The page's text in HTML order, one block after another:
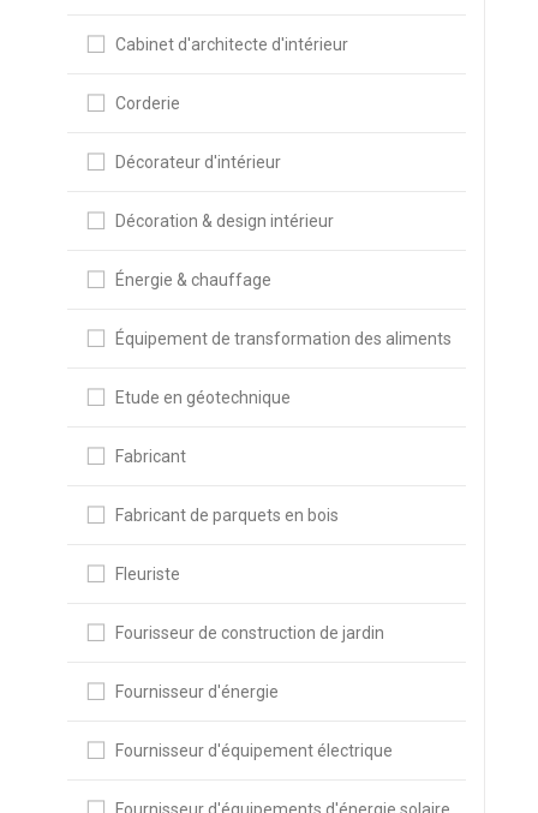
Cabinet d'architecte d'intérieur
Corderie
Décorateur d'intérieur
Décoration & design intérieur
Énergie & chauffage
Équipement de transformation des aliments
Etude en géotechnique
Fabricant
Fabricant de parquets en bois
Fleuriste
Fourisseur de construction de jardin
Fournisseur d'énergie
Fournisseur d'équipement électrique